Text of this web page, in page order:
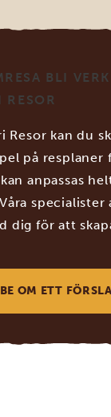
BLI
RESOR
Resor kan du
på resplaner
anpassas
specialister
dig för att
BE OM ETT